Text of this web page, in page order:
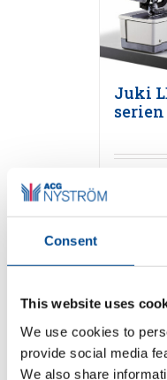
Consent
This website uses
We use cookies to
provide social media
We also share
Juki